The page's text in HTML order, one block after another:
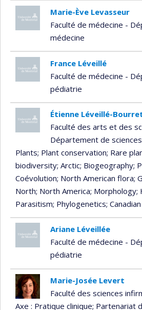
Marie-Ève Levasseur
Faculté de médecine -
médecine
France Léveillé
Faculté de médecine -
pédiatrie
Étienne Léveillé-
Faculté des arts et des
Département de
Plants; Plant conservation; Rare
biodiversity; Arctic; Biogeography;
Coévolution; North American flora;
North; North America; Morphology;
Parasitism; Phylogenetics;
Ariane Léveillée
Faculté de médecine -
pédiatrie
Marie-Josée Levert
Faculté des sciences
Axe : Pratique clinique; Partenariat